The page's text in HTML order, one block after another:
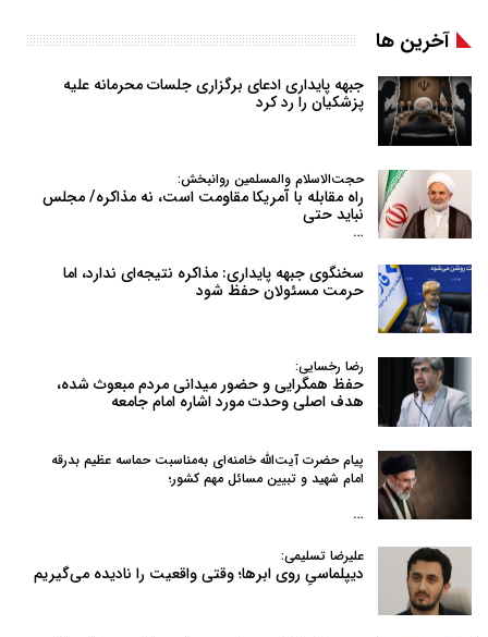
آخرین ها
جبهه پایداری ادعای برگزاری جلسات محرمانه علیه
پزشکیان را رد کرد
حجت‌الاسلام والمسلمین روانبخش:
راه مقابله با آمریکا مقاومت است، نه مذاکره/ مجلس
نباید حتی
…
سخنگوی جبهه پایداری: مذاکره نتیجه‌ای ندارد، اما
حرمت مسئولان حفظ شود
رضا رخسایی:
حفظ همگرایی و حضور میدانی مردم مبعوث شده،
هدف اصلی وحدت مورد اشاره امام جامعه
پیام حضرت آیت‌الله خامنه‌ای به‌مناسبت حماسه عظیم بدرقه
امام شهید و تبیین مسائل مهم کشور؛
…
علیرضا تسلیمی:
دیپلماسیِ روی ابرها؛ وقتی واقعیت را نادیده می‌گیریم